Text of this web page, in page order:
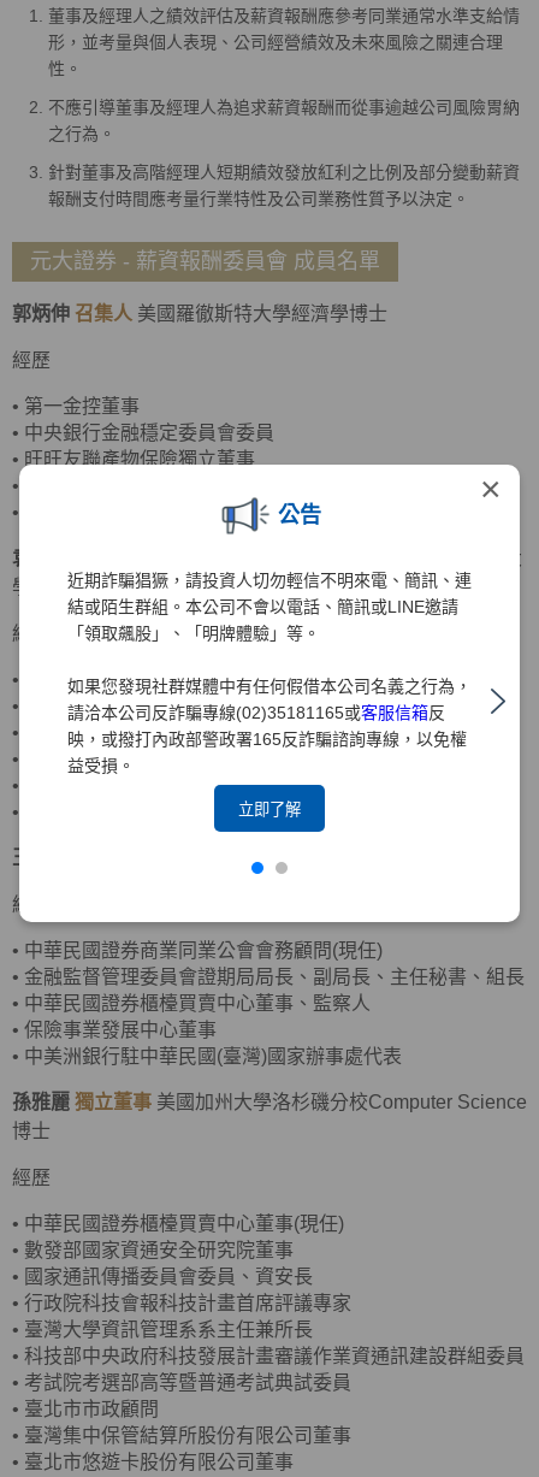
×
公告
近期詐騙猖獗，請投資人切勿輕信不明來電、簡訊、連
結或陌生群組。本公司不會以電話、簡訊或LINE邀請
「領取飆股」、「明牌體驗」等。
如果您發現社群媒體中有任何假借本公司名義之行為，
請洽本公司反詐騙專線(02)35181165或客服信箱反
映，或撥打內政部警政署165反詐騙諮詢專線，以免權
益受損。
立即了解
董事及經理人之績效評估及薪資報酬應參考同業通常水準支給情
形，並考量與個人表現、公司經營績效及未來風險之關連合理
性。
不應引導董事及經理人為追求薪資報酬而從事逾越公司風險胃納
之行為。
針對董事及高階經理人短期績效發放紅利之比例及部分變動薪資
報酬支付時間應考量行業特性及公司業務性質予以決定。
元大證券 - 薪資報酬委員會 成員名單
郭炳伸 召集人 美國羅徹斯特大學經濟學博士
經歷
• 第一金控董事
• 中央銀行金融穩定委員會委員
• 旺旺友聯產物保險獨立董事
•
•
袁惠兒
美國密蘇里大學會計碩士、美國南伊利諾大
學企管碩士
經歷
•
客思達-KY獨立董事
•
財團法人聖嚴教育基金會監察人
•
財團法人法鼓山佛教基金會監察人
•
資誠聯合會計師事務所合夥會計師
•
普華國際財務顧問(股)公司董事長
•
中華民國北市會計師公會理事
王詠心 政治大學企業管理碩士
經歷
• 中華民國證券商業同業公會會務顧問(現任)
• 金融監督管理委員會證期局局長、副局長、主任秘書、組長
• 中華民國證券櫃檯買賣中心董事、監察人
• 保險事業發展中心董事
• 中美洲銀行駐中華民國(臺灣)國家辦事處代表
孫雅麗 獨立董事 美國加州大學洛杉磯分校Computer Science
博士
經歷
• 中華民國證券櫃檯買賣中心董事(現任)
• 數發部國家資通安全研究院董事
• 國家通訊傳播委員會委員、資安長
• 行政院科技會報科技計畫首席評議專家
• 臺灣大學資訊管理系系主任兼所長
• 科技部中央政府科技發展計畫審議作業資通訊建設群組委員
• 考試院考選部高等暨普通考試典試委員
• 臺北市市政顧問
• 臺灣集中保管結算所股份有限公司董事
• 臺北市悠遊卡股份有限公司董事